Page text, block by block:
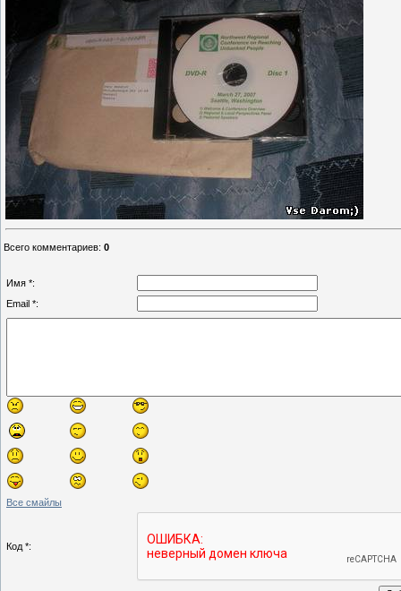
Всего комментариев: 0
Имя *:
Email *:
Все смайлы
Код *: